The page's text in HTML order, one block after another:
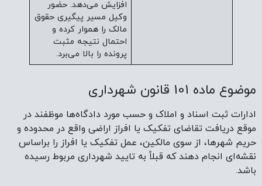
افزایش می‌دهد. حضور
وکیل مسیر پیگیری حقوق
مالک را هموار کرده و
احتمال نتیجه مثبت
پرونده را بالا می‌برد.
موضوع ماده 101 قانون شهرداری
ادارات ثبت اسناد و املاک و حسب مورد دادگاه‌ها موظفند در
موقع دریافت تقاضای تفکیک یا افراز اراضی واقع در محدوده و
حریم شهرها، از سوی مالکین، عمل تفکیک یا افراز را براساس
نقشه‌ای انجام دهند که قبلاً به تایید شهرداری مربوط رسیده
باشد.